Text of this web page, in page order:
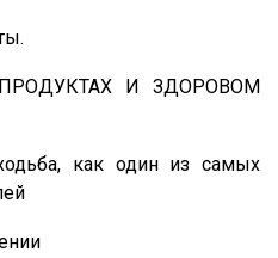
И ЗДОРОВОМ
как один из самых